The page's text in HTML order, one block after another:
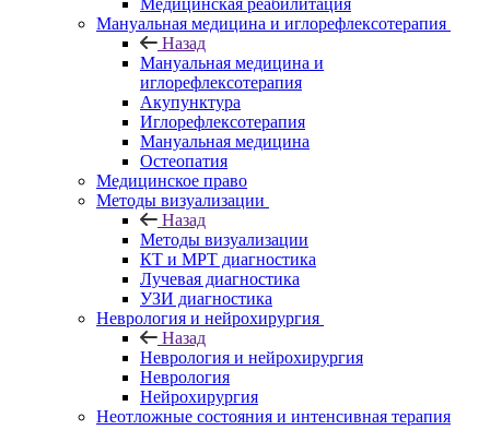
Медицинская реабилитация
Мануальная медицина и иглорефлексотерапия
Назад
Мануальная медицина и
иглорефлексотерапия
Акупунктура
Иглорефлексотерапия
Мануальная медицина
Остеопатия
Медицинское право
Методы визуализации
Назад
Методы визуализации
КТ и МРТ диагностика
Лучевая диагностика
УЗИ диагностика
Неврология и нейрохирургия
Назад
Неврология и нейрохирургия
Неврология
Нейрохирургия
Неотложные состояния и интенсивная терапия